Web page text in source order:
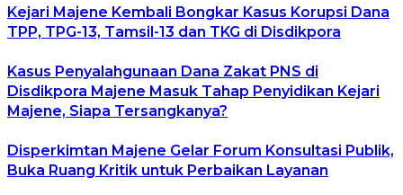
Kejari Majene Kembali Bongkar Kasus Korupsi Dana
TPP, TPG-13, Tamsil-13 dan TKG di Disdikpora
Kasus Penyalahgunaan Dana Zakat PNS di
Disdikpora Majene Masuk Tahap Penyidikan Kejari
Majene, Siapa Tersangkanya?
Disperkimtan Majene Gelar Forum Konsultasi Publik,
Buka Ruang Kritik untuk Perbaikan Layanan